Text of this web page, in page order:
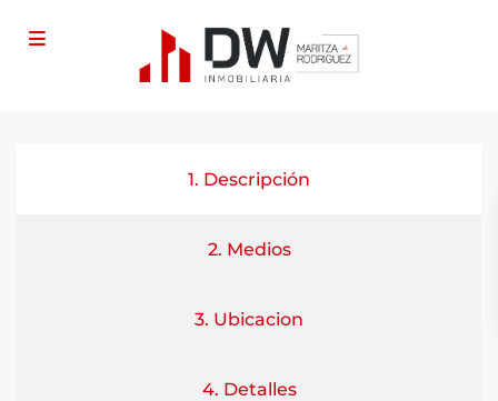
1. Descripción
2. Medios
3. Ubicacion
4. Detalles